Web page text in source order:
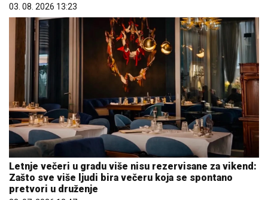
03. 08. 2026 13:23
Letnje večeri u gradu više nisu rezervisane za vikend:
Zašto sve više ljudi bira večeru koja se spontano
pretvori u druženje